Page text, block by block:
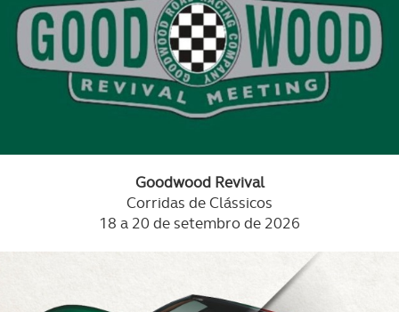
Goodwood Revival
Corridas de Clássicos
18 a 20 de setembro de 2026